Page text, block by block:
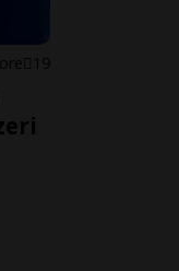
19